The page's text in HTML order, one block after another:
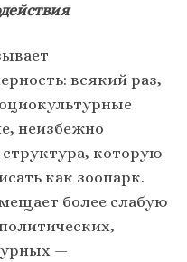
всякий раз,
неизбежно
которую
как зоопарк.
более слабую
—